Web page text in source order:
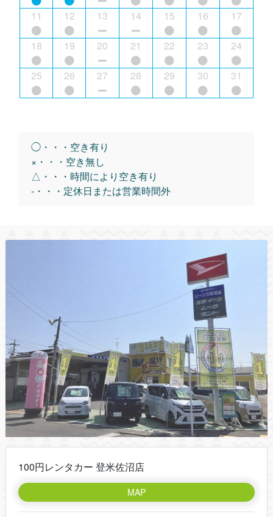
11 12 13 14 15 16 17
18 19 20 21 22 23 24
25 26 27 28 29 30 31
◯・・・空き有り
×・・・空き無し
△・・・時間により空き有り
-・・・定休日または営業時間外
100円レンタカー 登米佐沼店
MAP